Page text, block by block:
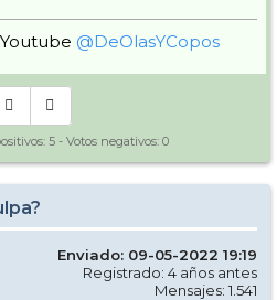
@DeOlasYCopos
5 - Votos negativos: 0
Enviado: 09-05-2022 19:19
Registrado: 4 años antes
Mensajes: 1.541